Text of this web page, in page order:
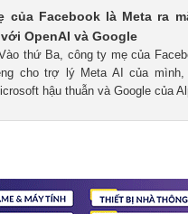
của Facebook là Meta ra
OpenAI và Google
thứ Ba, công ty mẹ của
cho trợ lý Meta AI của
hậu thuẫn và Google của